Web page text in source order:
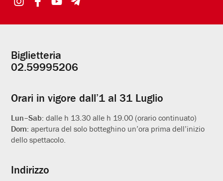
Informazioni
utili
Biglietteria
02.59995206
Orari in vigore dall’1 al 31 Luglio
Lun–Sab:dalle h 13.30 alle h 19.00 (orario continuato)
Dom:apertura del solo botteghino un’ora prima dell’inizio
dello spettacolo.
Indirizzo